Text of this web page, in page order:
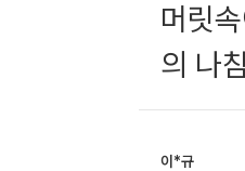
머릿
의 나
이*규